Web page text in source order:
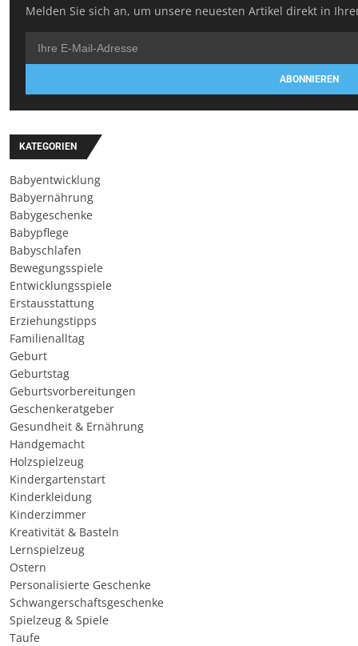
Melden Sie sich an, um unsere neuesten Artikel direkt in
ABONNIEREN
KATEGORIEN
Babyentwicklung
Babyernährung
Babygeschenke
Babypflege
Babyschlafen
Bewegungsspiele
Entwicklungsspiele
Erstausstattung
Erziehungstipps
Familienalltag
Geburt
Geburtstag
Geburtsvorbereitungen
Geschenkeratgeber
Gesundheit & Ernährung
Handgemacht
Holzspielzeug
Kindergartenstart
Kinderkleidung
Kinderzimmer
Kreativität & Basteln
Lernspielzeug
Ostern
Personalisierte Geschenke
Schwangerschaftsgeschenke
Spielzeug & Spiele
Taufe